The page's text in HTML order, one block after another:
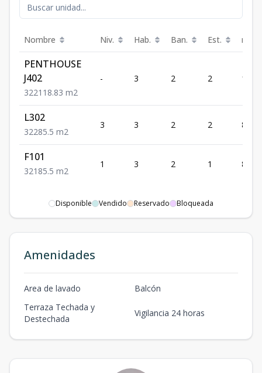
Nombre Niv. Hab. Ban. Est. m²
PENTHOUSE
J402
322118.83 m2
- 3 2 2
L302
32285.5 m2
3 3 2 2 85.5
F101
321 85.5 m2
1 3 2 1 85.5
Disponible Vendido Reservado Bloqueada
Amenidades
Area de lavado
Balcón
Terraza Techada y
Destechada
Vigilancia 24 horas